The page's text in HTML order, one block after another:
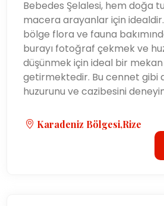
Bebedes Şelalesi, hem doğa
macera arayanlar için
bölge flora ve fauna
burayı fotoğraf çekmek ve
düşünmek için ideal bir
getirmektedir. Bu cennet gibi
huzurunu ve cazibesini
Karadeniz Bölgesi,Rize